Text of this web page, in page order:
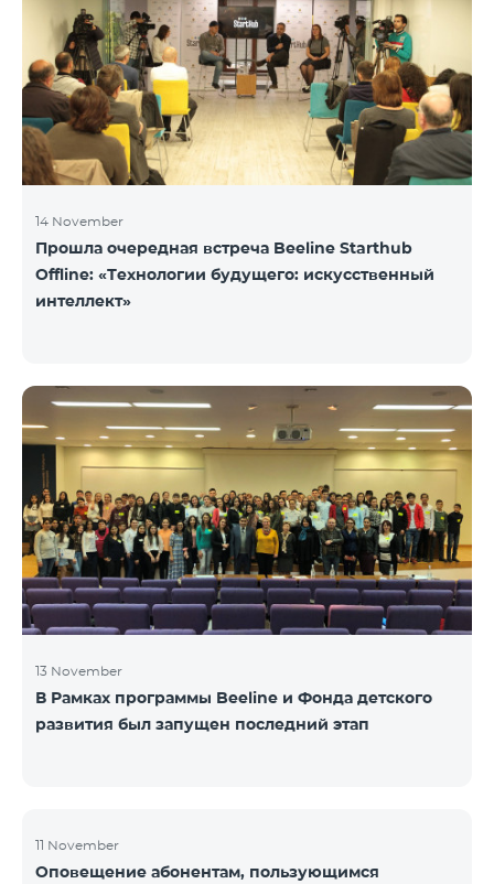
14 November
Прошла очередная встреча Beeline Starthub
Offline: «Технологии будущего: искусственный
интеллект»
13 November
В Рамках программы Beeline и Фонда детского
развития был запущен последний этап
11 November
Оповещение абонентам, пользующимся